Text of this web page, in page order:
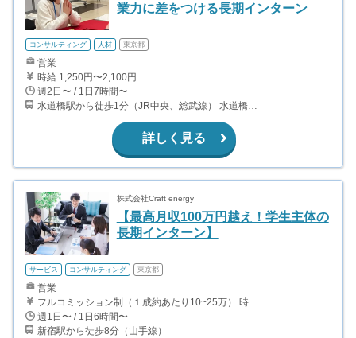
業力に差をつける長期インターン
コンサルティング 人材 東京都
営業
時給 1,250円〜2,100円
週2日〜 / 1日7時間〜
水道橋駅から徒歩1分（JR中央、総武線） 水道橋駅から徒歩6分（都営三田線）
詳しく見る
株式会社Craft energy
【最高月収100万円越え！学生主体の
長期インターン】
サービス コンサルティング 東京都
営業
フルコミッション制（１成約あたり10~25万） 時給換算で（2000円〜2500円）程度が目安となります。 月100万を稼ぐ学生多数在籍しています。 ■収入例 〇入社1か月目（早稲田大学2年生） 役職：アポインター 月間1契約×10万円＝10万円 ＋交通費 〇入社3か月目（明治大学2年生） 役職：アポインター 月間2契約×13万円＝26万円 ＋交通費 〇入社6か月目（慶應義塾大学3年生） 役職：アポインター 月間5契約×15万円＝75万円 ＋交通費 〇入社15か月目（東京大学3年生） 役職：クローザー 月間3契約×25万=75万円 ＋交通費 交通費支給あり
週1日〜 / 1日6時間〜
新宿駅から徒歩8分（山手線）